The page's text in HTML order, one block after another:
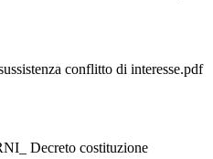
conflitto di interesse.pdf
Decreto costituzione